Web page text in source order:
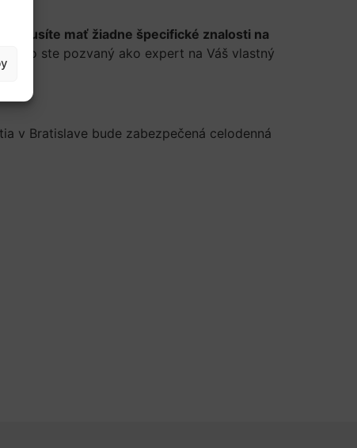
Nemusíte mať žiadne špecifické znalosti na
ste pozvaný ako expert na Váš vlastný
v Bratislave bude zabezpečená celodenná